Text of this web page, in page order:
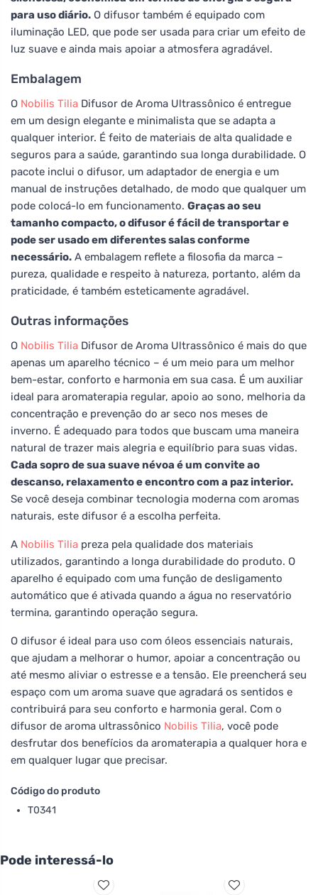
para uso diário. O difusor também é equipado com
iluminação LED, que pode ser usada para criar um efeito de
luz suave e ainda mais apoiar a atmosfera agradável.
Embalagem
O Nobilis Tilia Difusor de Aroma Ultrassônico é entregue
em um design elegante e minimalista que se adapta a
qualquer interior. É feito de materiais de alta qualidade e
seguros para a saúde, garantindo sua longa durabilidade. O
pacote inclui o difusor, um adaptador de energia e um
manual de instruções detalhado, de modo que qualquer um
pode colocá-lo em funcionamento. Graças ao seu
tamanho compacto, o difusor é fácil de transportar e
pode ser usado em diferentes salas conforme
necessário. A embalagem reflete a filosofia da marca –
pureza, qualidade e respeito à natureza, portanto, além da
praticidade, é também esteticamente agradável.
Outras informações
O Nobilis Tilia Difusor de Aroma Ultrassônico é mais do que
apenas um aparelho técnico – é um meio para um melhor
bem-estar, conforto e harmonia em sua casa. É um auxiliar
ideal para aromaterapia regular, apoio ao sono, melhoria da
concentração e prevenção do ar seco nos meses de
inverno. É adequado para todos que buscam uma maneira
natural de trazer mais alegria e equilíbrio para suas vidas.
Cada sopro de sua suave névoa é um convite ao
descanso, relaxamento e encontro com a paz interior.
Se você deseja combinar tecnologia moderna com aromas
naturais, este difusor é a escolha perfeita.
A Nobilis Tilia preza pela qualidade dos materiais
utilizados, garantindo a longa durabilidade do produto. O
aparelho é equipado com uma função de desligamento
automático que é ativada quando a água no reservatório
termina, garantindo operação segura.
O difusor é ideal para uso com óleos essenciais naturais,
que ajudam a melhorar o humor, apoiar a concentração ou
até mesmo aliviar o estresse e a tensão. Ele preencherá seu
espaço com um aroma suave que agradará os sentidos e
contribuirá para seu conforto e harmonia geral. Com o
difusor de aroma ultrassônico Nobilis Tilia, você pode
desfrutar dos benefícios da aromaterapia a qualquer hora e
em qualquer lugar que precisar.
Código do produto
T0341
Pode interessá-lo